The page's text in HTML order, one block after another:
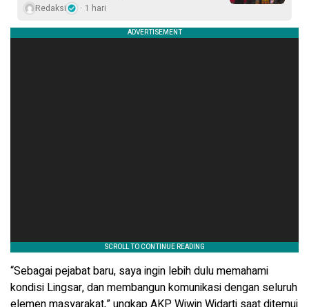
Redaksi 1 hari
“Sebagai pejabat baru, saya ingin lebih dulu memahami
kondisi Lingsar, dan membangun komunikasi dengan seluruh